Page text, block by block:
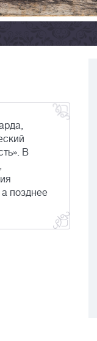
В
позднее